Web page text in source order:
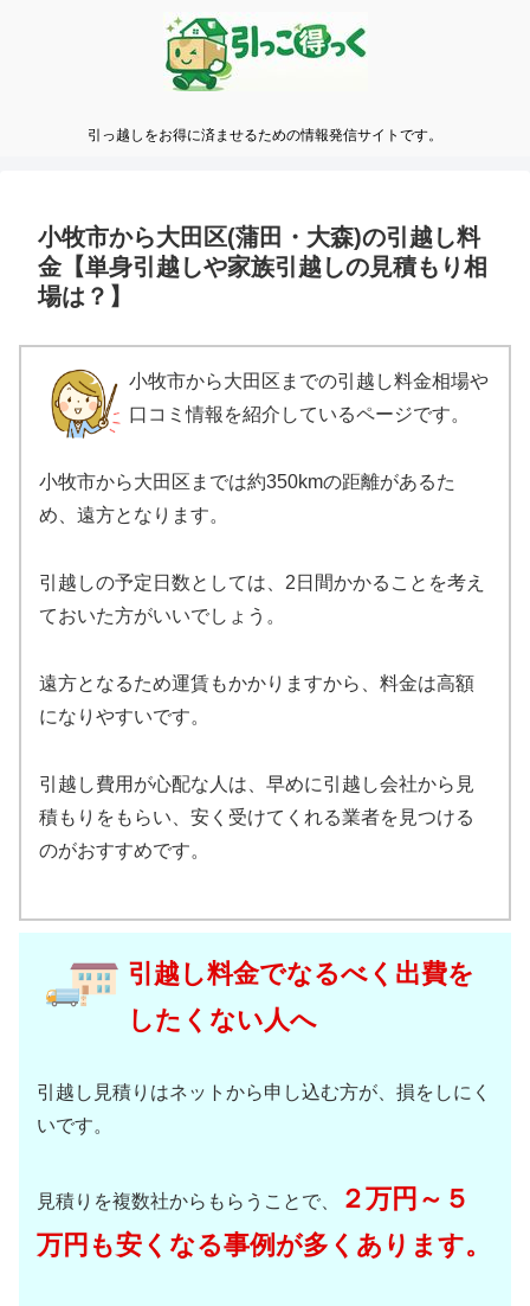
引っ越しをお得に済ませるための情報発信サイトです。
小牧市から大田区(蒲田・大森)の引越し料
金【単身引越しや家族引越しの見積もり相
場は？】
小牧市から大田区までの引越し料金相場や
口コミ情報を紹介しているページです。
小牧市から大田区までは約350kmの距離があるた
め、遠方となります。
引越しの予定日数としては、2日間かかることを考え
ておいた方がいいでしょう。
遠方となるため運賃もかかりますから、料金は高額
になりやすいです。
引越し費用が心配な人は、早めに引越し会社から見
積もりをもらい、安く受けてくれる業者を見つける
のがおすすめです。
引越し料金でなるべく出費を
したくない人へ
引越し見積りはネットから申し込む方が、損をしにく
いです。
見積りを複数社からもらうことで、
２万円～５
万円も安くなる事例が多くあります。